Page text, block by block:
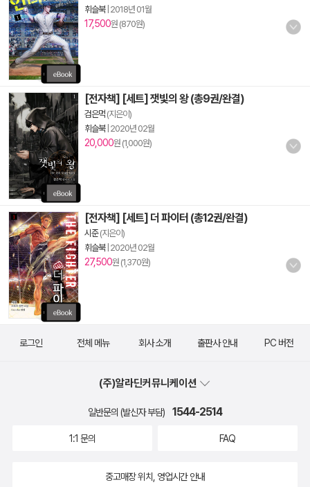
휘슬북| 2018년 01월
17,500원 (870원)
[전자책] [세트] 잿빛의 왕 (총9권/완결)
검은먹 (지은이)
휘슬북| 2020년 02월
20,000원 (1,000원)
[전자책] [세트] 더 파이터 (총12권/완결)
시준(지은이)
휘슬북| 2020년 02월
27,500원 (1,370원)
로그인 전체 메뉴 회사 소개 출판사 안내 PC 버전
(주)알라딘커뮤니케이션
일반문의 (발신자 부담) 1544-2514
1:1 문의 FAQ
중고매장 위치, 영업시간 안내